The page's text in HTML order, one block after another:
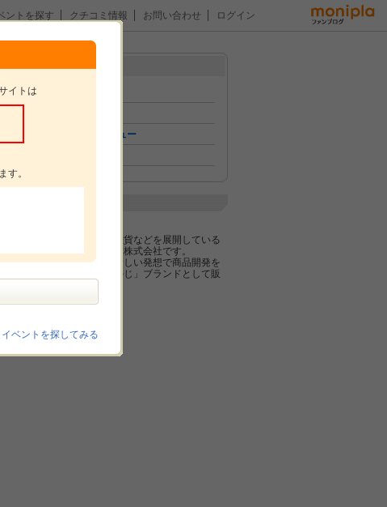
ントを探す クチコミ情報 お問い合わせ ログイン
イトは
す。
イベントを探してみる
メニュー
おためしレビュー
調理器具・生活雑貨などを展開している
メーカー、ののじ株式会社です。
従来にない全く新しい発想で商品開発を
しており、「ののじ」ブランドとして販